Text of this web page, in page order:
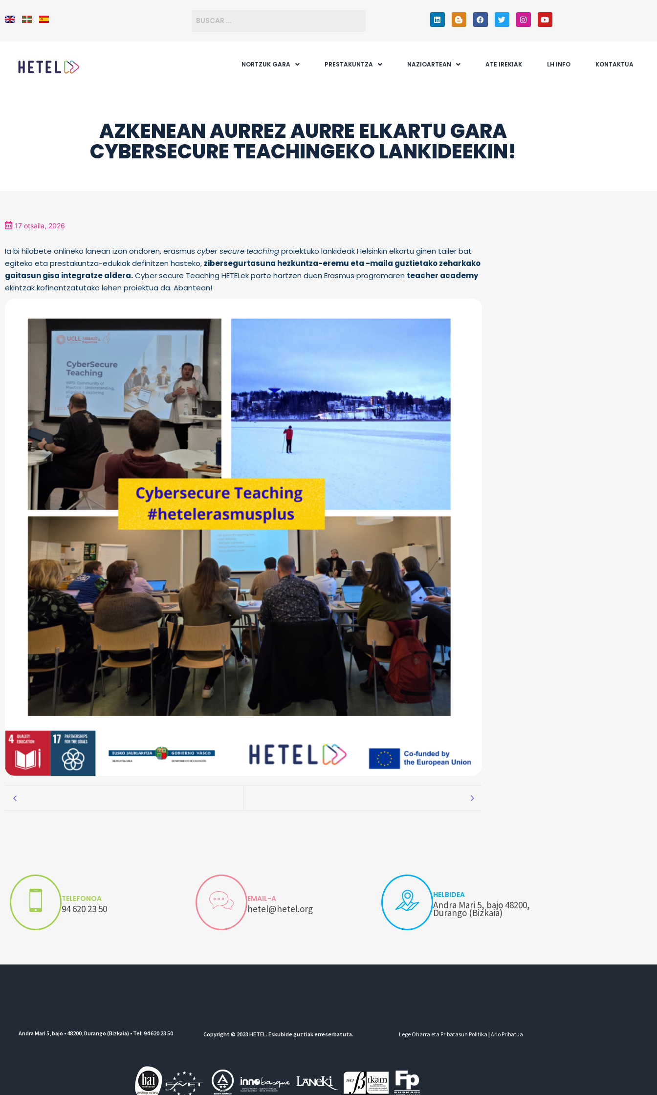
NORTZUK GARA PRESTAKUNTZA NAZIOARTEAN ATE IREKIAK LH INFO KONTAKTUA
AZKENEAN AURREZ AURRE ELKARTU GARA
CYBERSECURE TEACHINGEKO LANKIDEEKIN!
17 otsaila, 2026
Ia bi hilabete onlineko lanean izan ondoren, erasmus cyber secure teachingproiektuko lankideak Helsinkin elkartu ginen tailer bat
egiteko eta prestakuntza-edukiak definitzen hasteko, zibersegurtasuna hezkuntza-eremu eta -maila guztietako zeharkako
gaitasun gisa integratze aldera.Cyber secure Teaching HETELek parte hartzen duen Erasmus programaren teacher academy
ekintzak kofinantzatutako lehen proiektua da. Abantean!
TELEFONOA
94 620 23 50
EMAIL-A
hetel@hetel.org
HELBIDEA
Andra Mari 5, bajo 48200,
Durango (Bizkaia)
Andra Mari 5, bajo • 48200, Durango (Bizkaia) • Tel: 94 620 23 50 Copyright © 2023 HETEL. Eskubide guztiak erreserbatuta. Lege Oharra eta Pribatasun Politika |Arlo Pribatua